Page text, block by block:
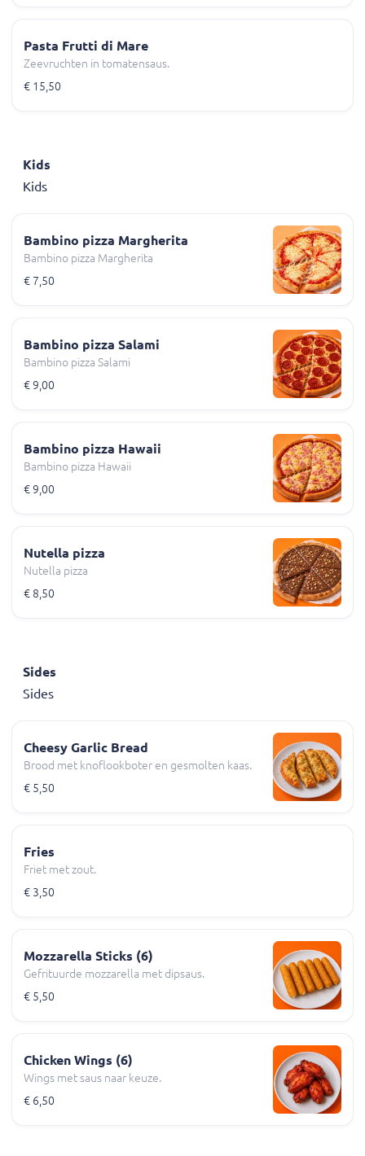
Pasta Frutti di Mare
Zeevruchten in tomatensaus.
€ 15,50
Kids
Kids
Bambino pizza Margherita
Bambino pizza Margherita
€ 7,50
Bambino pizza Salami
Bambino pizza Salami
€ 9,00
Bambino pizza Hawaii
Bambino pizza Hawaii
€ 9,00
Nutella pizza
Nutella pizza
€ 8,50
Sides
Sides
Cheesy Garlic Bread
Brood met knoflookboter en gesmolten kaas.
€ 5,50
Fries
Friet met zout.
€ 3,50
Mozzarella Sticks (6)
Gefrituurde mozzarella met dipsaus.
€ 5,50
Chicken Wings (6)
Wings met saus naar keuze.
€ 6,50